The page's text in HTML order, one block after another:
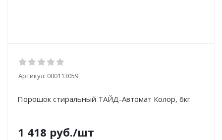
Артикул: 000113059
Порошок стиральный ТАЙД-Автомат Колор, 6кг
1 418 руб./шт